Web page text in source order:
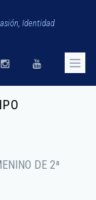
Identidad
DE 2ª